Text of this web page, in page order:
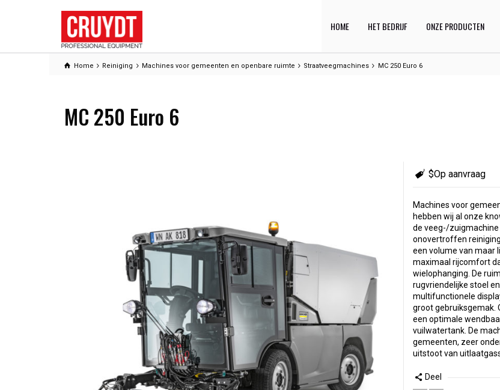
HOME HET BEDRIJF ONZE PRODUCTEN
Home Reiniging Machines voor gemeenten en openbare ruimte Straatveegmachines MC 250 Euro 6
MC 250 Euro 6
$Op aanvraag
Machines voor
hebben wij al onze
de veeg-/zuigmachine
onovertroffen
een volume van maar
maximaal rijcomfort
wielophanging. De
rugvriendelijke stoel
multifunctionele
groot gebruiksgemak.
een optimale
vuilwatertank. De
gemeenten, zeer
uitstoot van
Deel